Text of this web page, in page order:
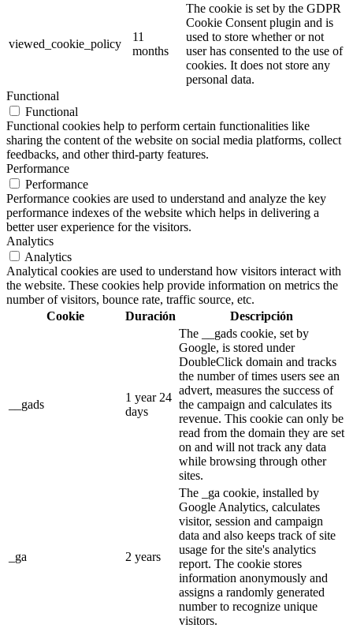
viewed_cookie_policy
11
months
The cookie is set by the GDPR
Cookie Consent plugin and is
used to store whether or not
user has consented to the use of
cookies. It does not store any
personal data.
Functional
Functional
Functional cookies help to perform certain functionalities like
sharing the content of the website on social media platforms, collect
feedbacks, and other third-party features.
Performance
Performance
Performance cookies are used to understand and analyze the key
performance indexes of the website which helps in delivering a
better user experience for the visitors.
Analytics
Analytics
Analytical cookies are used to understand how visitors interact with
the website. These cookies help provide information on metrics the
number of visitors, bounce rate, traffic source, etc.
Cookie
Duración Descripción
__gads
1 year 24
days
The __gads cookie, set by
Google, is stored under
DoubleClick domain and tracks
the number of times users see an
advert, measures the success of
the campaign and calculates its
revenue. This cookie can only be
read from the domain they are set
on and will not track any data
while browsing through other
sites.
_ga 2 years
The _ga cookie, installed by
Google Analytics, calculates
visitor, session and campaign
data and also keeps track of site
usage for the site's analytics
report. The cookie stores
information anonymously and
assigns a randomly generated
number to recognize unique
visitors.